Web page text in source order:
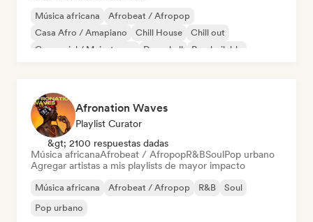
Música africana
Afrobeat / Afropop
Casa Afro / Amapiano
Chill House
Chill out
Comercial / Mainstream
Dancehall Pop bailable
Afronation Waves
Playlist Curator
&gt; 2100 respuestas dadas
Música africanaAfrobeat / AfropopR&BSoulPop urbano
Agregar artistas a mis playlists de mayor impacto
Música africana Afrobeat / Afropop R&B
Soul
Pop urbano